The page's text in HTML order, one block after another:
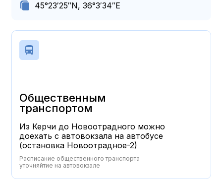
45°23′25″N, 36°3′34″E
Расписание общественного транспорта
уточняйтие на автовокзале
Из Керчи до Новоотрадного можно
доехать с автовокзала на автобусе
(остановка Новоотрадное-2)
Общественным
транспортом